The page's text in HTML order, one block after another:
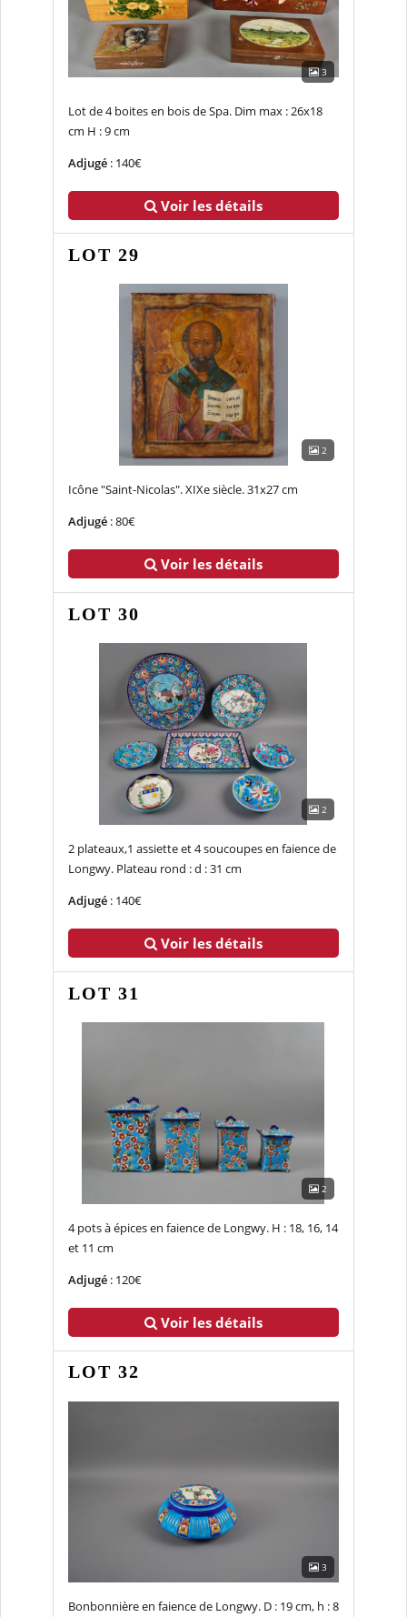
3
Lot de 4 boites en bois de Spa. Dim max : 26x18
cm H : 9 cm
Adjugé: 140€
Voir les détails
LOT 29
2
Icône "Saint-Nicolas". XIXe siècle. 31x27 cm
Adjugé: 80€
Voir les détails
LOT 30
2
2 plateaux,1 assiette et 4 soucoupes en faience de
Longwy. Plateau rond : d : 31 cm
Adjugé: 140€
Voir les détails
LOT 31
2
4 pots à épices en faience de Longwy. H : 18, 16, 14
et 11 cm
Adjugé: 120€
Voir les détails
LOT 32
3
Bonbonnière en faience de Longwy. D : 19 cm, h : 8